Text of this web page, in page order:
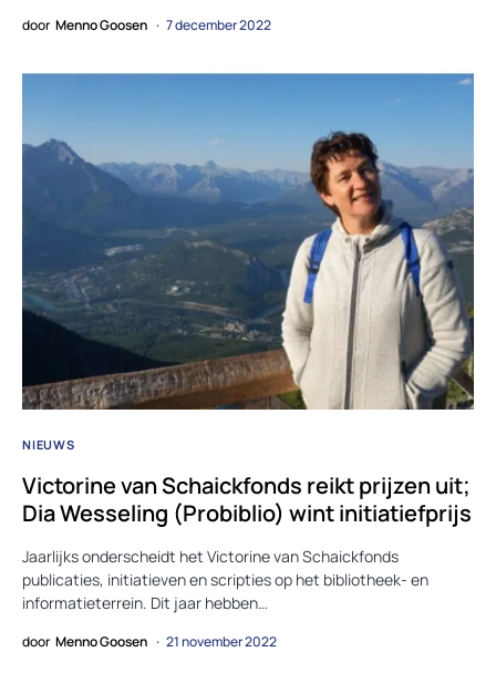
door Menno Goosen 7 december 2022
NIEUWS
Victorine van Schaickfonds reikt prijzen uit;
Dia Wesseling (Probiblio) wint initiatiefprijs
Jaarlijks onderscheidt het Victorine van Schaickfonds
publicaties, initiatieven en scripties op het bibliotheek- en
informatieterrein. Dit jaar hebben…
door Menno Goosen 21 november 2022